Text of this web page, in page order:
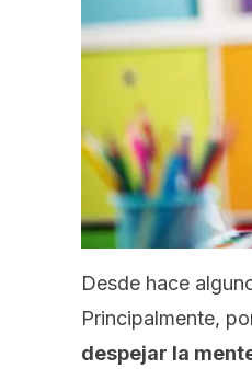
Desde hace
Principalmente,
despejar la